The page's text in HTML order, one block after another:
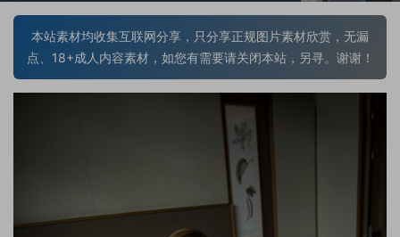
本站素材均收集互联网分享，只分享正规图片素材欣赏，无漏
点、18+成人内容素材，如您有需要请关闭本站，另寻。谢谢！